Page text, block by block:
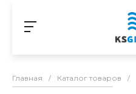
Главная / Каталог товаров /